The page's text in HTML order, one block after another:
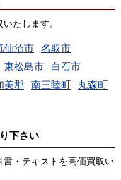
たします。
仙沼市
名取市
東松島市
白石市
美郡 南三陸町
丸森町
下さい
・テキストを高価買取い